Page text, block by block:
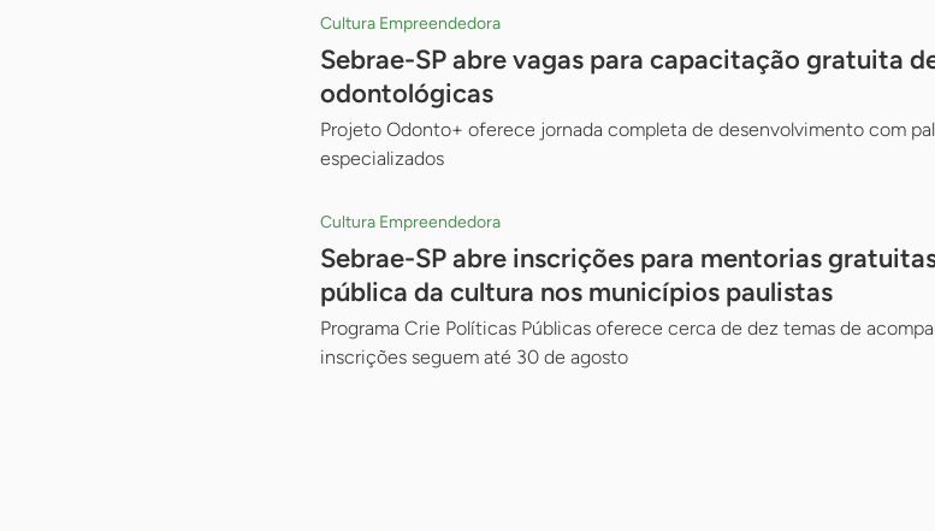
Cultura Empreendedora
Sebrae-SP abre vagas para capacitação gratuita
odontológicas
Projeto Odonto+ oferece jornada completa de desenvolvimento com
especializados
Cultura Empreendedora
Sebrae-SP abre inscrições para mentorias
pública da cultura nos municípios paulistas
Programa Crie Políticas Públicas oferece cerca de dez temas de
inscrições seguem até 30 de agosto